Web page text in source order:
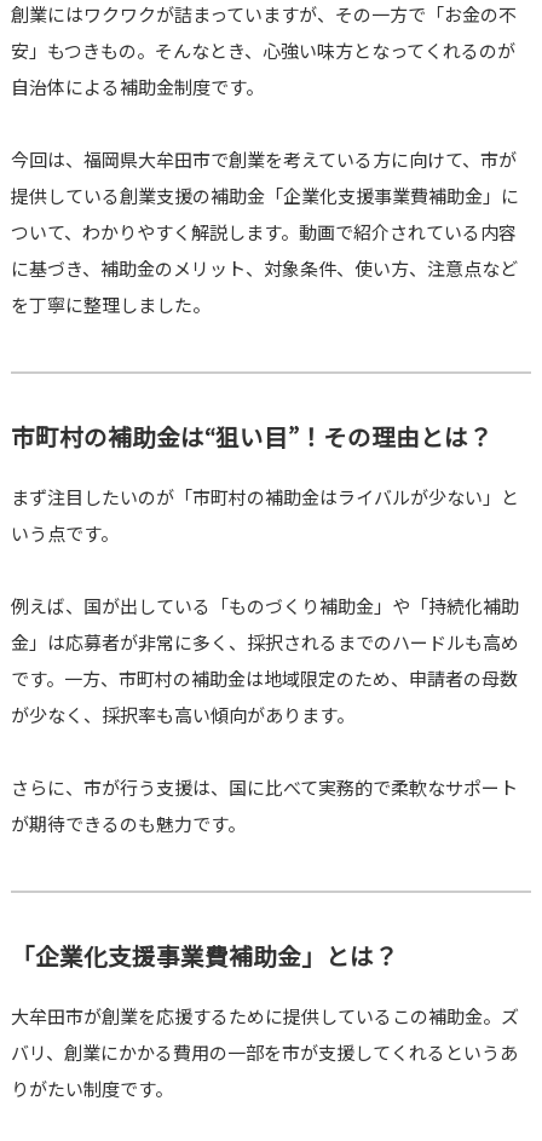
創業にはワクワクが詰まっていますが、その一方で「お金の不
安」もつきもの。そんなとき、心強い味方となってくれるのが
自治体による補助金制度です。
今回は、福岡県大牟田市で創業を考えている方に向けて、市が
提供している創業支援の補助金「企業化支援事業費補助金」に
ついて、わかりやすく解説します。動画で紹介されている内容
に基づき、補助金のメリット、対象条件、使い方、注意点など
を丁寧に整理しました。
市町村の補助金は“狙い目”！その理由とは？
まず注目したいのが「市町村の補助金はライバルが少ない」と
いう点です。
例えば、国が出している「ものづくり補助金」や「持続化補助
金」は応募者が非常に多く、採択されるまでのハードルも高め
です。一方、市町村の補助金は地域限定のため、申請者の母数
が少なく、採択率も高い傾向があります。
さらに、市が行う支援は、国に比べて実務的で柔軟なサポート
が期待できるのも魅力です。
「企業化支援事業費補助金」とは？
大牟田市が創業を応援するために提供しているこの補助金。ズ
バリ、創業にかかる費用の一部を市が支援してくれるというあ
りがたい制度です。